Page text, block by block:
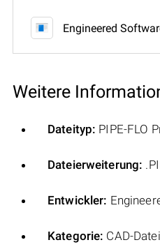
Engineered
Weitere
Dateityp: PIPE-FLO
Dateierweiterung:
Entwickler:
Kategorie: CAD-